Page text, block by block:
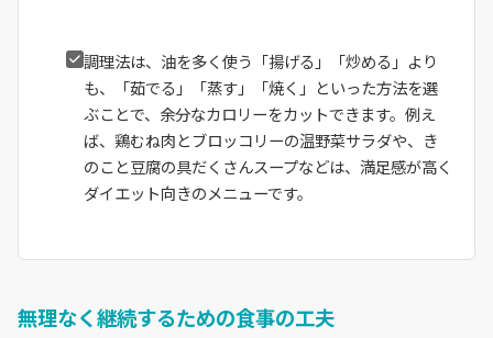
調理法は、油を多く使う「揚げる」「炒める」より
も、「茹でる」「蒸す」「焼く」といった方法を選
ぶことで、余分なカロリーをカットできます。例え
ば、鶏むね肉とブロッコリーの温野菜サラダや、き
のこと豆腐の具だくさんスープなどは、満足感が高く
ダイエット向きのメニューです。
無理なく継続するための食事の工夫